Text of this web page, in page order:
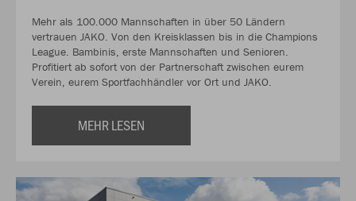
Mehr als 100.000 Mannschaften in über 50 Ländern
vertrauen JAKO. Von den Kreisklassen bis in die Champions
League. Bambinis, erste Mannschaften und Senioren.
Profitiert ab sofort von der Partnerschaft zwischen eurem
Verein, eurem Sportfachhändler vor Ort und JAKO.
MEHR LESEN